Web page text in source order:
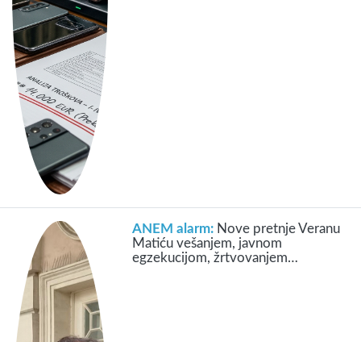
ANEM alarm: Nove pretnje Veranu
Matiću vešanjem, javnom
egzekucijom, žrtvovanjem…